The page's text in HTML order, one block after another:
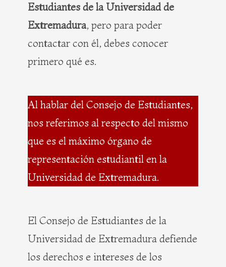
Estudiantes de la Universidad de
Extremadura, pero para poder
contactar con él, debes conocer
primero qué es.
Al hablar del Consejo de Estudiantes,
nos referimos al respecto del mismo
que es el máximo órgano de
representación estudiantil en la
Universidad de Extremadura.
El Consejo de Estudiantes de la
Universidad de Extremadura defiende
los derechos e intereses de los